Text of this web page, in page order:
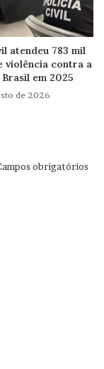
atendeu 783 mil
violência contra a
em 2025
de 2026
obrigatórios